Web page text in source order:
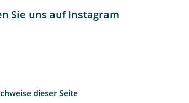
Sie uns auf Instagram
dieser Seite